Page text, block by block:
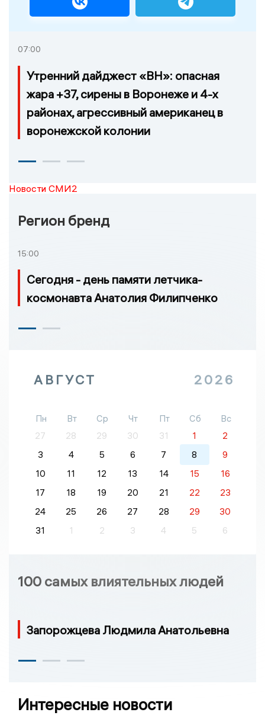
07:00
Утренний дайджест «ВН»: опасная
жара +37, сирены в Воронеже и 4-х
районах, агрессивный американец в
воронежской колонии
Новости СМИ2
Регион бренд
15:00
Сегодня - день памяти летчика-
космонавта Анатолия Филипченко
АВГУСТ 2026
Пн Вт Ср Чт Пт Сб
Вс
27
28 29 30 31 1
2
3
4 5 6 7 8
9
10
11 12 13 14 15
16
17
18 19 20 21 22
23
24
25 26 27 28 29
30
31
1 2 3 4 5 6
100 самых влиятельных людей
Запорожцева Людмила Анатольевна
Интересные новости